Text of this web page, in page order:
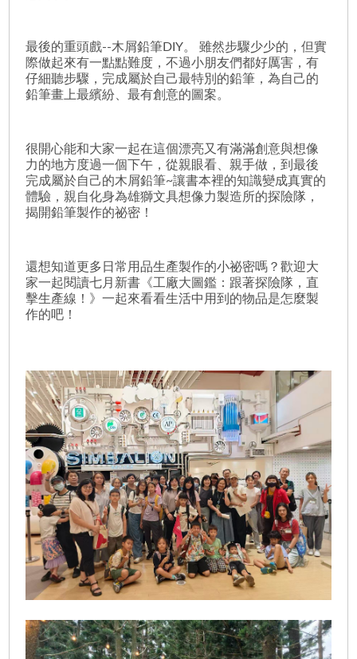
最後的重頭戲--木屑鉛筆DIY。 雖然步驟少少的，但實
際做起來有一點點難度，不過小朋友們都好厲害，有
仔細聽步驟，完成屬於自己最特別的鉛筆，為自己的
鉛筆畫上最繽紛、最有創意的圖案。
很開心能和大家一起在這個漂亮又有滿滿創意與想像
力的地方度過一個下午，從親眼看、親手做，到最後
完成屬於自己的木屑鉛筆~讓書本裡的知識變成真實的
體驗，親自化身為雄獅文具想像力製造所的探險隊，
揭開鉛筆製作的祕密！
還想知道更多日常用品生產製作的小祕密嗎？歡迎大
家一起閱讀七月新書《工廠大圖鑑：跟著探險隊，直
擊生產線！》一起來看看生活中用到的物品是怎麼製
作的吧！